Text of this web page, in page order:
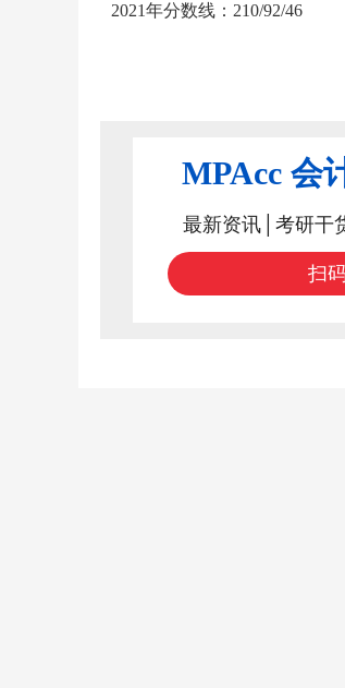
2021年分数线：210/92/46
MPAcc 会
最新资讯│考研干
扫